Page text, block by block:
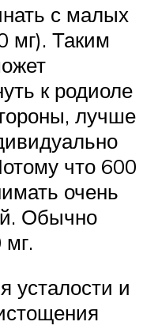
с малых
мг). Таким
к родиоле
лучше
что 600
очень
Обычно
усталости и